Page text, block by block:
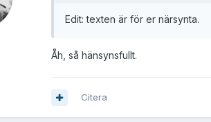
Edit: texten är för er närsynta.
Åh, så hänsynsfullt.
Citera